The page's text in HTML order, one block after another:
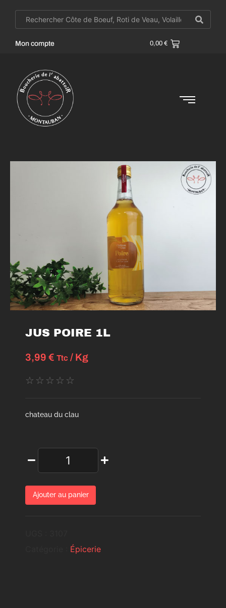
Mon compte 0,00 €
JUS POIRE 1L
3,99 € Ttc / Kg
☆ ☆ ☆ ☆ ☆
chateau du clau
Ajouter au panier
Épicerie